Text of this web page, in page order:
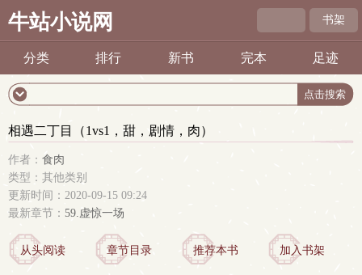
牛站小说网 书架
分类 排行 新书 完本 足迹
相遇二丁目（1vs1，甜，剧情，肉）
作者： 食肉
类型：其他类别
更新时间：2020-09-15 09:24
最新章节： 59.虚惊一场
从头阅读 章节目录 推荐本书 加入书架